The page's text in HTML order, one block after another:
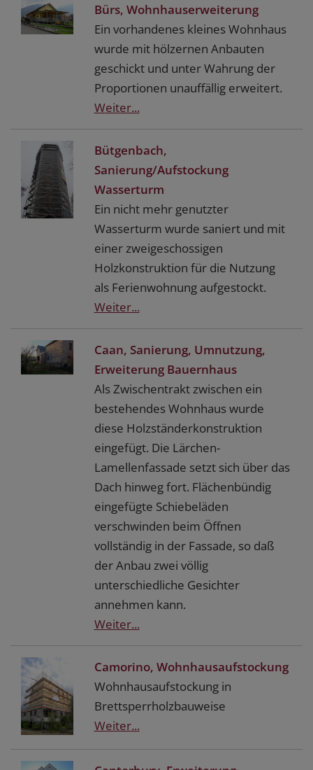
Bürs, Wohnhauserweiterung
Ein vorhandenes kleines Wohnhaus
wurde mit hölzernen Anbauten
geschickt und unter Wahrung der
Proportionen unauffällig erweitert.
Weiter...
Bütgenbach,
Sanierung/Aufstockung
Wasserturm
Ein nicht mehr genutzter
Wasserturm wurde saniert und mit
einer zweigeschossigen
Holzkonstruktion für die Nutzung
als Ferienwohnung aufgestockt.
Weiter...
Caan, Sanierung, Umnutzung,
Erweiterung Bauernhaus
Als Zwischentrakt zwischen ein
bestehendes Wohnhaus wurde
diese Holzständerkonstruktion
eingefügt. Die Lärchen-
Lamellenfassade setzt sich über das
Dach hinweg fort. Flächenbündig
eingefügte Schiebeläden
verschwinden beim Öffnen
vollständig in der Fassade, so daß
der Anbau zwei völlig
unterschiedliche Gesichter
annehmen kann.
Weiter...
Camorino, Wohnhausaufstockung
Wohnhausaufstockung in
Brettsperrholzbauweise
Weiter...